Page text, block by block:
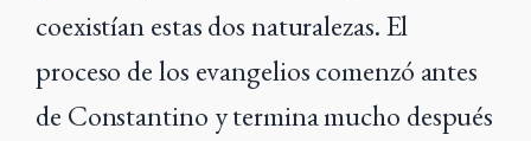
coexistían estas dos naturalezas. El
proceso de los evangelios comenzó antes
de Constantino y termina mucho después